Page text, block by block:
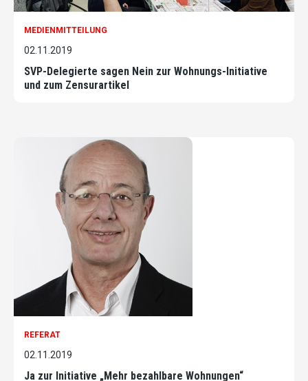
MEDIENMITTEILUNG
02.11.2019
SVP-Delegierte sagen Nein zur Wohnungs-Initiative
und zum Zensurartikel
REFERAT
02.11.2019
Ja zur Initiative „Mehr bezahlbare Wohnungen“